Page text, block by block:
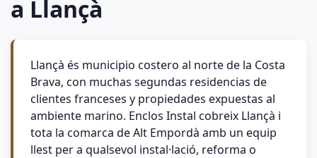
a Llançà
Llançà és municipio costero al norte de la Costa
Brava, con muchas segundas residencias de
clientes franceses y propiedades expuestas al
ambiente marino. Enclos Instal cobreix Llançà i
tota la comarca de Alt Empordà amb un equip
llest per a qualsevol instal·lació, reforma o